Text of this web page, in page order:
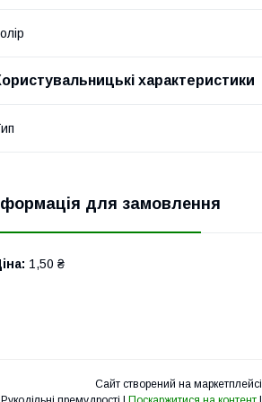
характеристики
для замовлення
1,50 ₴
Сайт створений на маркетплейсі